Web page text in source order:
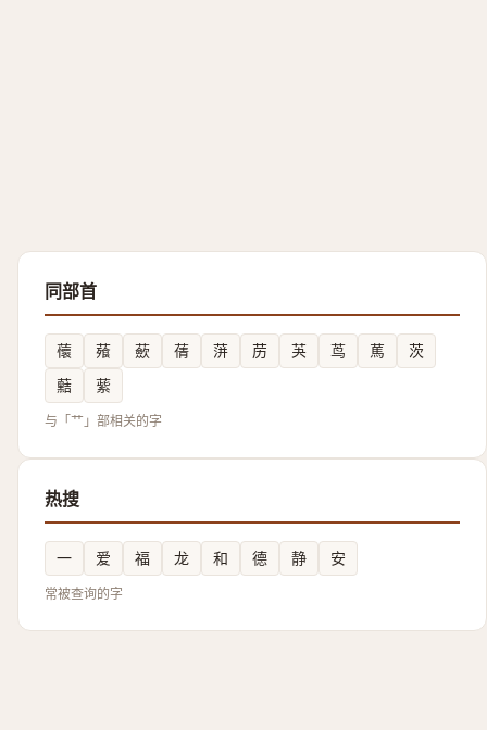
同部首
蘹 薞 蘝 蒨 蓱 苈 芵 茑 䔍
茨
䕸
䔝
与「艹」部相关的字
热搜
一 爱 福 龙 和 德 静 安
常被查询的字